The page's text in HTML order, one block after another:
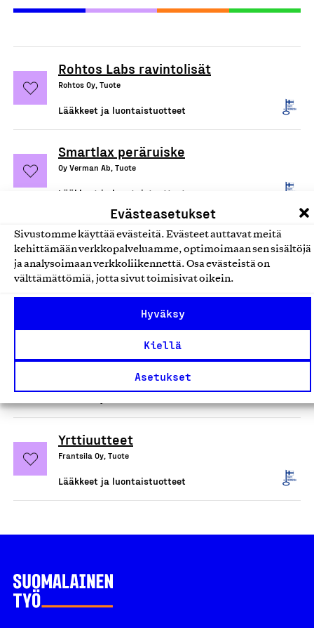
Evästeasetukset
Sivustomme käyttää evästeitä. Evästeet auttavat meitä
kehittämään verkkopalveluamme, optimoimaan sen sisältöjä
ja analysoimaan verkkoliikennettä. Osa evästeistä on
välttämättömiä, jotta sivut toimisivat oikein.
Hyväksy
Kiellä
Asetukset
Rohtos Labs ravintolisät
Rohtos Oy, Tuote
Lääkkeet ja luontaistuotteet
Smartlax peräruiske
Oy Verman Ab, Tuote
Lääkkeet ja luontaistuotteet
Ramavit Suomessa valmistetut
rautavalmisteet
Oy Verman Ab, Tuote
Lääkkeet ja luontaistuotteet
vahvistavat valmisteet
Yrttiuutteet
Frantsila Oy, Tuote
Lääkkeet ja luontaistuotteet